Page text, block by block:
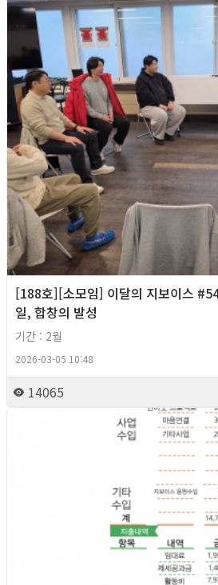
[188호][소모임] 이달의 지보이스
일, 합창의 발성
기간 : 2월
2026-03-05 10:48
14065